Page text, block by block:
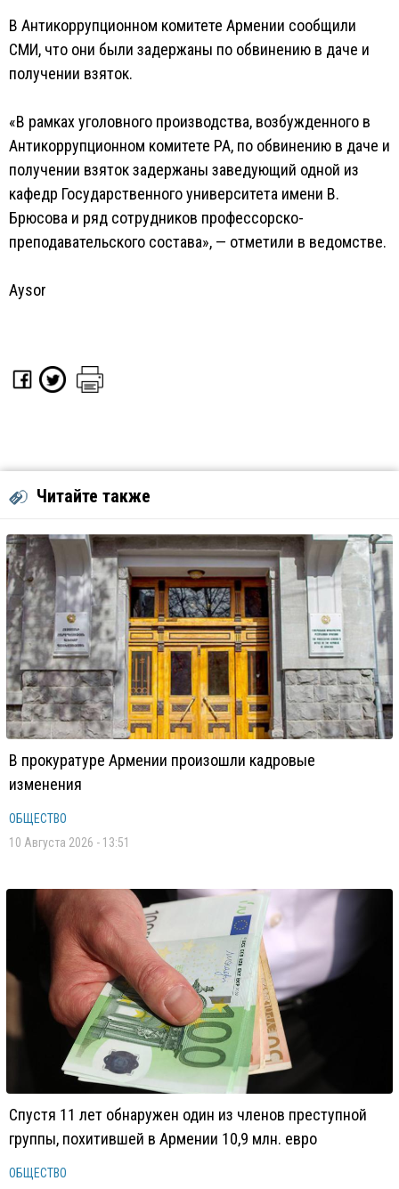
В Антикоррупционном комитете Армении сообщили
СМИ, что они были задержаны по обвинению в даче и
получении взяток.
«В рамках уголовного производства, возбужденного в
Антикоррупционном комитете РА, по обвинению в даче и
получении взяток задержаны заведующий одной из
кафедр Государственного университета имени В.
Брюсова и ряд сотрудников профессорско-
преподавательского состава», — отметили в ведомстве.
Aysor
Читайте также
В прокуратуре Армении произошли кадровые
изменения
ОБЩЕСТВО
10 Августа 2026 - 13:51
Спустя 11 лет обнаружен один из членов преступной
группы, похитившей в Армении 10,9 млн. евро
ОБЩЕСТВО